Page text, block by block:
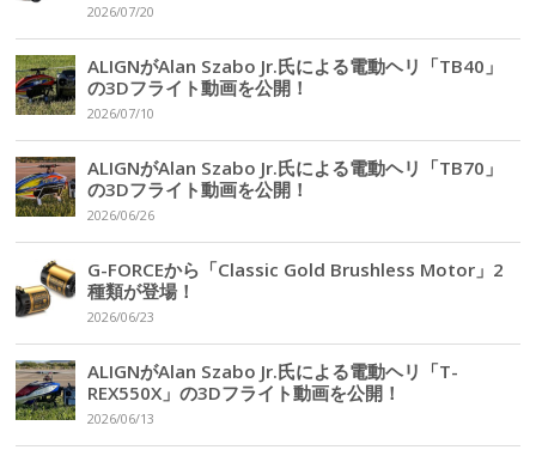
2026/07/20
ALIGNがAlan Szabo Jr.氏による電動ヘリ「TB40」
の3Dフライト動画を公開！
2026/07/10
ALIGNがAlan Szabo Jr.氏による電動ヘリ「TB70」
の3Dフライト動画を公開！
2026/06/26
G-FORCEから「Classic Gold Brushless Motor」2
種類が登場！
2026/06/23
ALIGNがAlan Szabo Jr.氏による電動ヘリ「T-
REX550X」の3Dフライト動画を公開！
2026/06/13